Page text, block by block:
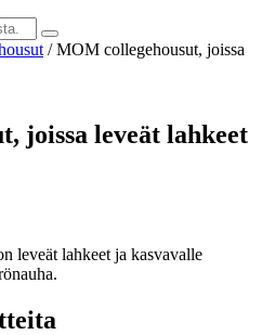
/ MOM collegehousut, joissa
joissa leveät lahkeet
leveät lahkeet ja kasvavalle